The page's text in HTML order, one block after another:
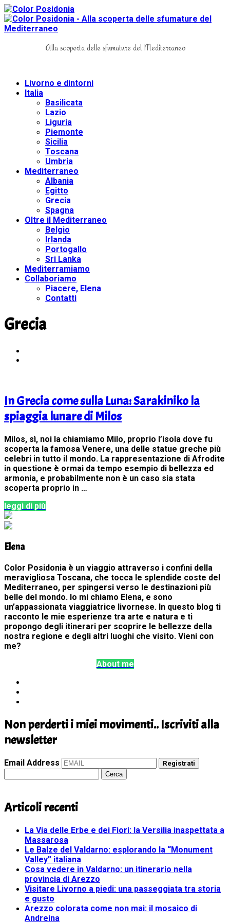
Alla scoperta delle sfumature del Mediterraneo
Livorno e dintorni
Italia
Basilicata
Lazio
Liguria
Piemonte
Sicilia
Toscana
Umbria
Mediterraneo
Albania
Egitto
Grecia
Spagna
Oltre il Mediterraneo
Belgio
Irlanda
Portogallo
Sri Lanka
Mediterramiamo
Collaboriamo
Piacere, Elena
Contatti
Grecia
In Grecia come sulla Luna: Sarakiniko la
spiaggia lunare di Milos
Milos, sì, noi la chiamiamo Milo, proprio l’isola dove fu
scoperta la famosa Venere, una delle statue greche più
celebri in tutto il mondo. La rappresentazione di Afrodite
in questione è ormai da tempo esempio di bellezza ed
armonia, e probabilmente non è un caso sia stata
scoperta proprio in …
leggi di più
Elena
Color Posidonia è un viaggio attraverso i confini della
meravigliosa Toscana, che tocca le splendide coste del
Mediterraneo, per spingersi verso le destinazioni più
belle del mondo. Io mi chiamo Elena, e sono
un’appassionata viaggiatrice livornese. In questo blog ti
racconto le mie esperienze tra arte e natura e ti
propongo degli itinerari per scoprire le bellezze della
nostra regione e degli altri luoghi che visito. Vieni con
me?
About me
Non perderti i miei movimenti.. Iscriviti alla
newsletter
Email Address Registrati
per:
Articoli recenti
La Via delle Erbe e dei Fiori: la Versilia inaspettata a
Massarosa
Le Balze del Valdarno: esplorando la “Monument
Valley” italiana
Cosa vedere in Valdarno: un itinerario nella
provincia di Arezzo
Visitare Livorno a piedi: una passeggiata tra storia
e gusto
Arezzo colorata come non mai: il mosaico di
Andreina